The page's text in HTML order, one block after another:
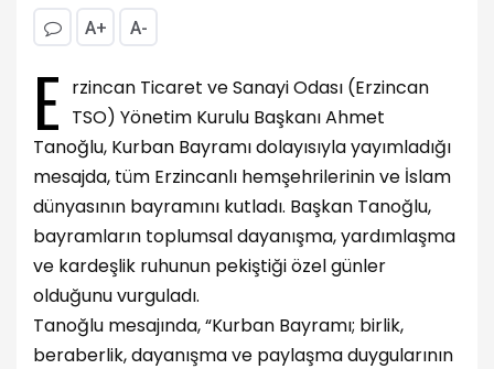
A+ A-
E rzincan Ticaret ve Sanayi Odası (Erzincan
TSO) Yönetim Kurulu Başkanı Ahmet
Tanoğlu, Kurban Bayramı dolayısıyla yayımladığı
mesajda, tüm Erzincanlı hemşehrilerinin ve İslam
dünyasının bayramını kutladı. Başkan Tanoğlu,
bayramların toplumsal dayanışma, yardımlaşma
ve kardeşlik ruhunun pekiştiği özel günler
olduğunu vurguladı.
Tanoğlu mesajında, “Kurban Bayramı; birlik,
beraberlik, dayanışma ve paylaşma duygularının